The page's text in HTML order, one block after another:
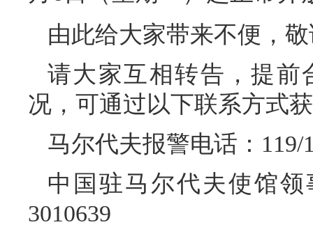
由此给大家带来不便，
请大家互相转告，提前
况，可通过以下联系方式
马尔代夫报警电话：119/
中国驻马尔代夫使馆领
3010639